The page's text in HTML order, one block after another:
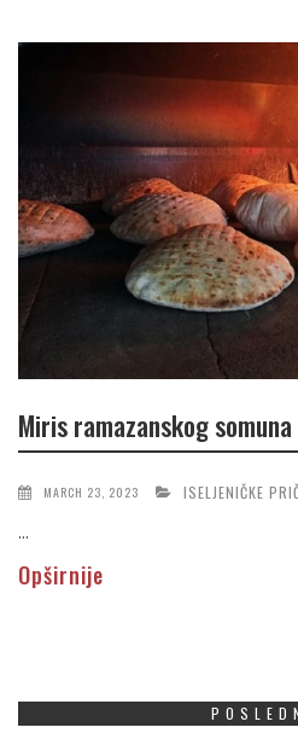
Miris ramazanskog
MARCH 23, 2023 ISELJENIČKE
...
Opširnije